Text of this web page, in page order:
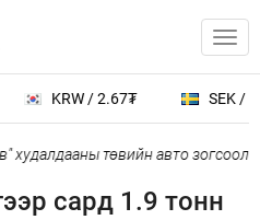
KRW / 2.67₮ SEK /
төвийн авто зогсоолыг
сард 1.9 тонн